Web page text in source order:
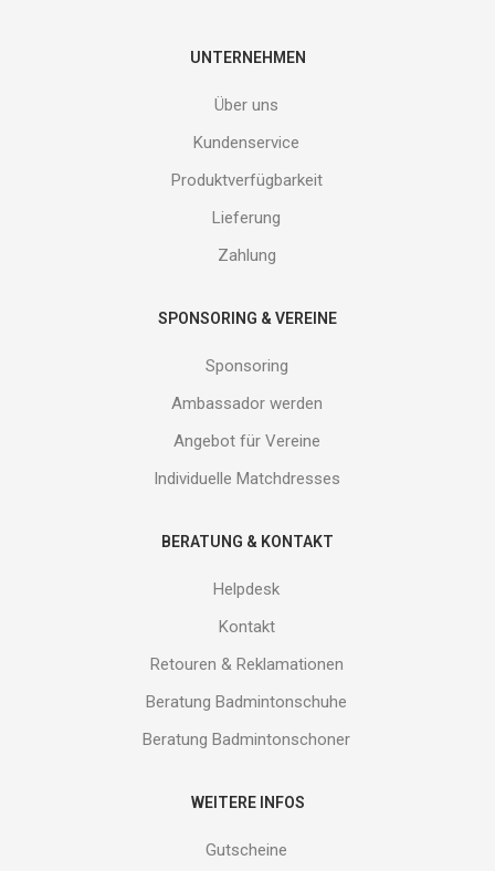
UNTERNEHMEN
Über uns
Kundenservice
Produktverfügbarkeit
Lieferung
Zahlung
SPONSORING & VEREINE
Sponsoring
Ambassador werden
Angebot für Vereine
Individuelle Matchdresses
BERATUNG & KONTAKT
Helpdesk
Kontakt
Retouren & Reklamationen
Beratung Badmintonschuhe
Beratung Badmintonschoner
WEITERE INFOS
Gutscheine